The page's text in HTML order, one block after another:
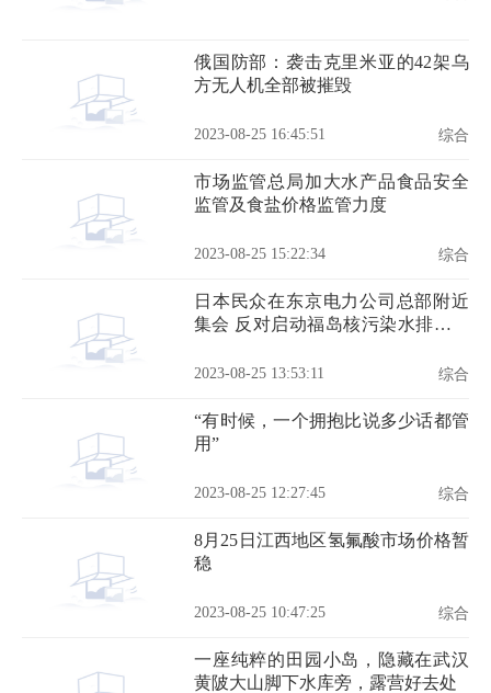
俄国防部：袭击克里米亚的42架乌
方无人机全部被摧毁
2023-08-25 16:45:51 综合
市场监管总局加大水产品食品安全
监管及食盐价格监管力度
2023-08-25 15:22:34 综合
日本民众在东京电力公司总部附近
集会 反对启动福岛核污染水排海作
2023-08-25 13:53:11 综合
“有时候，一个拥抱比说多少话都管
用”
2023-08-25 12:27:45 综合
8月25日江西地区氢氟酸市场价格暂
稳
2023-08-25 10:47:25 综合
一座纯粹的田园小岛，隐藏在武汉
黄陂大山脚下水库旁，露营好去处